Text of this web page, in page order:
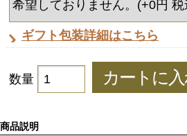
ギフト包装詳細はこちら
数量
商品説明